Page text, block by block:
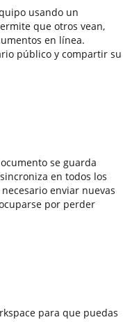
usando un
que otros vean,
en línea.
público y compartir su
se guarda
en todos los
enviar nuevas
por perder
para que puedas